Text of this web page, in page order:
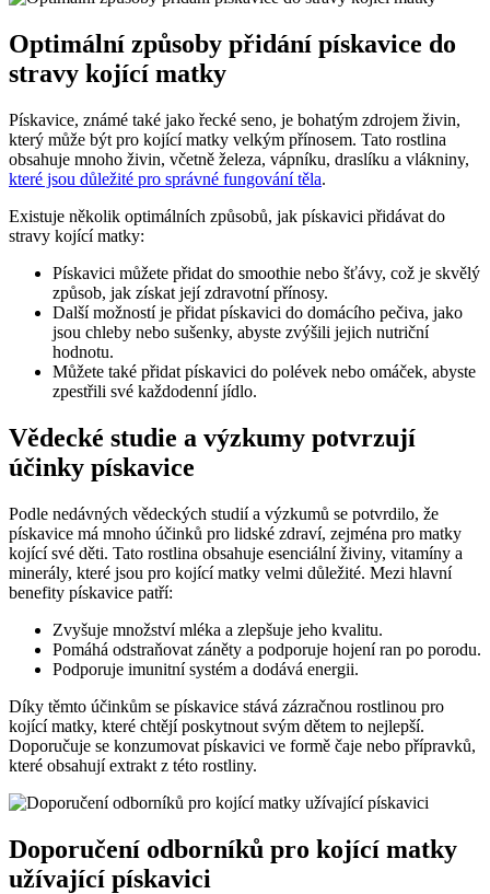
Optimální způsoby přidání pískavice ‌do
stravy kojící matky
Pískavice, známé ⁣také jako řecké seno, je bohatým zdrojem živin,
který⁢ může ⁢být pro kojící​ matky velkým přínosem. Tato rostlina
obsahuje mnoho ⁣živin, včetně železa, vápníku, draslíku a vlákniny,
které jsou důležité pro správné fungování těla.
Existuje několik ​optimálních způsobů, jak pískavici přidávat do
stravy kojící matky:
Pískavici můžete přidat do smoothie nebo šťávy,‍ což je skvělý
⁣způsob, jak získat její zdravotní přínosy.
Další možností je přidat pískavici⁢ do domácího pečiva, jako
jsou chleby nebo sušenky, abyste‍ zvýšili jejich nutriční
hodnotu.
Můžete také přidat pískavici⁢ do polévek nebo omáček, abyste
zpestřili‌ své každodenní‌ jídlo.
Vědecké ⁤studie a výzkumy potvrzují‍
účinky pískavice
Podle nedávných vědeckých studií a ⁣výzkumů se potvrdilo, že
pískavice má mnoho účinků⁣ pro lidské zdraví, zejména pro ⁢matky‌
kojící své ‍děti. Tato rostlina ⁤obsahuje esenciální živiny, vitamíny a
minerály, které jsou pro kojící ⁢matky ⁢velmi důležité. Mezi hlavní
benefity⁣ pískavice patří:
Zvyšuje množství ‍mléka a zlepšuje‍ jeho ‌kvalitu.
Pomáhá odstraňovat záněty a podporuje hojení⁣ ran po porodu.
Podporuje imunitní systém a dodává energii.
Díky⁣ těmto účinkům ⁢se pískavice stává zázračnou rostlinou pro
kojící matky, které chtějí poskytnout svým dětem to nejlepší.
Doporučuje se konzumovat pískavici ve‍ formě čaje ⁢nebo⁤ přípravků,
které obsahují extrakt z této rostliny.
Doporučení ​odborníků ⁢pro kojící matky
užívající pískavici